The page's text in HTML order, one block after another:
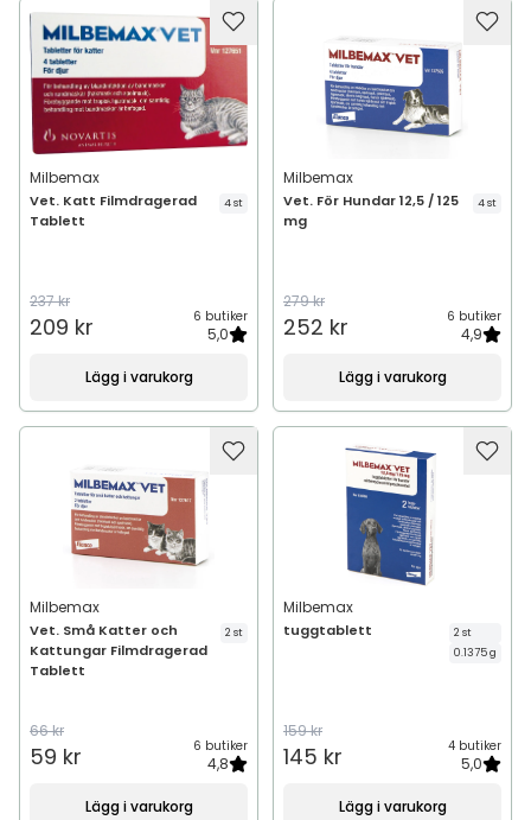
Milbemax
Vet. Katt Filmdragerad
Tablett
4 st
237 kr
209 kr 6 butiker
5,0
Lägg i varukorg
Milbemax
Vet. För Hundar 12,5 / 125
mg
4 st
279 kr
252 kr 6 butiker
4,9
Lägg i varukorg
Milbemax
Vet. Små Katter och
Kattungar Filmdragerad
Tablett
2 st
66 kr
59 kr 6 butiker
4,8
Lägg i varukorg
Milbemax
tuggtablett
2 st
0.1375 g
159 kr
145 kr 4 butiker
5,0
Lägg i varukorg